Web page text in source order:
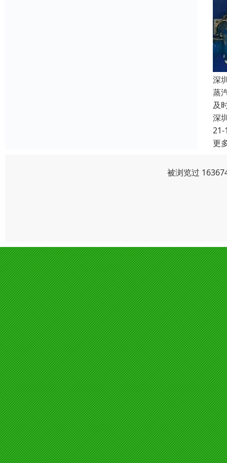
深
蒸
及
深
21-
更
被浏览过